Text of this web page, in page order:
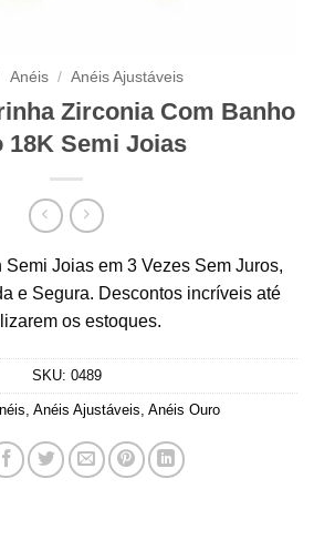
Anéis / Anéis Ajustáveis
Zirconia Com Banho
18K Semi Joias
Semi Joias em 3 Vezes Sem Juros,
e Segura. Descontos incríveis até
os estoques.
SKU: 0489
Anéis Ajustáveis Anéis Ouro